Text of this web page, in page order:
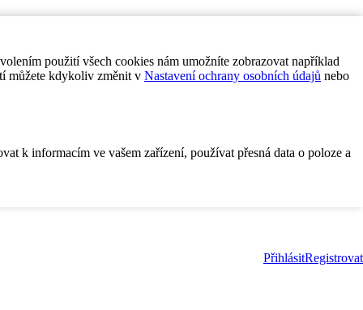
použití všech cookies nám umožníte zobrazovat například
můžete kdykoliv změnit v Nastavení ochrany osobních údajů nebo
k informacím ve vašem zařízení, používat přesná data o poloze a
PřihlásitRegistrovat